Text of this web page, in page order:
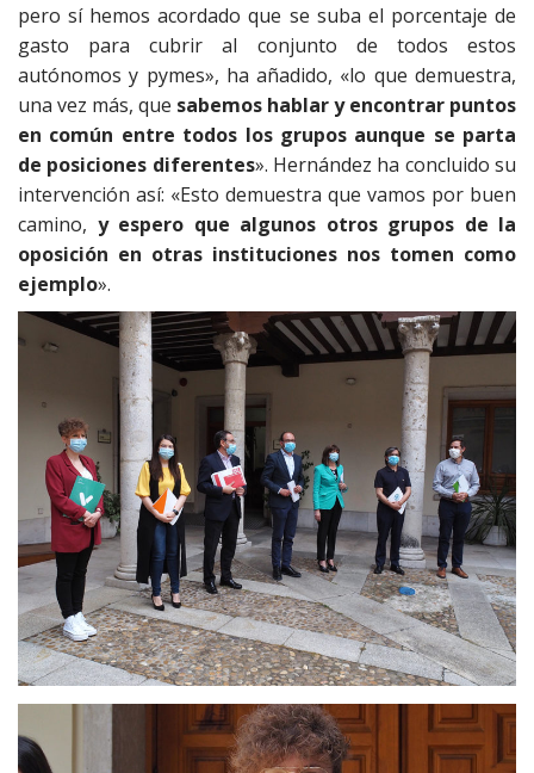
pero sí hemos acordado que se suba el porcentaje de
gasto para cubrir al conjunto de todos estos
autónomos y pymes», ha añadido, «lo que demuestra,
una vez más, que sabemos hablar y encontrar puntos
en común entre todos los grupos aunque se parta
de posiciones diferentes». Hernández ha concluido su
intervención así: «Esto demuestra que vamos por buen
camino, y espero que algunos otros grupos de la
oposición en otras instituciones nos tomen como
ejemplo».